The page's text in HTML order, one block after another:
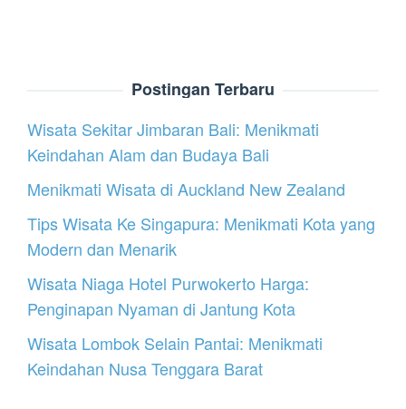
Postingan Terbaru
Wisata Sekitar Jimbaran Bali: Menikmati
Keindahan Alam dan Budaya Bali
Menikmati Wisata di Auckland New Zealand
Tips Wisata Ke Singapura: Menikmati Kota yang
Modern dan Menarik
Wisata Niaga Hotel Purwokerto Harga:
Penginapan Nyaman di Jantung Kota
Wisata Lombok Selain Pantai: Menikmati
Keindahan Nusa Tenggara Barat